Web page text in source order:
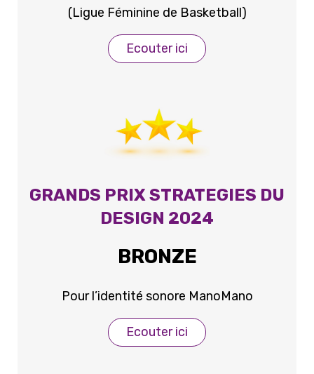
(Ligue Féminine de Basketball)
Ecouter ici
GRANDS PRIX STRATEGIES DU
DESIGN 2024
BRONZE
Pour l’identité sonore ManoMano
Ecouter ici